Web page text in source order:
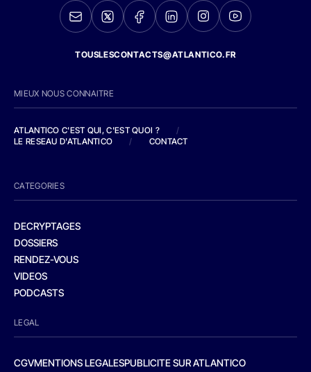
TOUSLESCONTACTS@ATLANTICO.FR
MIEUX NOUS CONNAITRE
ATLANTICO C'EST QUI, C'EST QUOI ?
/
LE RESEAU D'ATLANTICO
/ CONTACT
CATEGORIES
DECRYPTAGES
DOSSIERS
RENDEZ-VOUS
VIDEOS
PODCASTS
LEGAL
CGVMENTIONS LEGALESPUBLICITE SUR ATLANTICO